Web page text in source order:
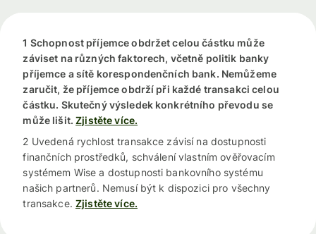
1 Schopnost příjemce obdržet celou částku může
záviset na různých faktorech, včetně politik banky
příjemce a sítě korespondenčních bank. Nemůžeme
zaručit, že příjemce obdrží při každé transakci celou
částku. Skutečný výsledek konkrétního převodu se
může lišit. Zjistěte více.
2 Uvedená rychlost transakce závisí na dostupnosti
finančních prostředků, schválení vlastním ověřovacím
systémem Wise a dostupnosti bankovního systému
našich partnerů. Nemusí být k dispozici pro všechny
transakce. Zjistěte více.